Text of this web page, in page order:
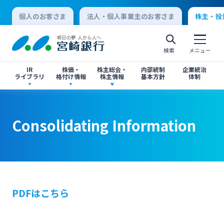
個人のお客さま 法人・個人事業主のお客さま 株主・
検索 メニュー
IR
ライブラリ
株価・
格付け情報
株主総会・
株主情報
内部統制
基本方針
企業統治
体制
個人向けインターネットバンキング
ログオン
法人向けインターネットバンキング
Consolidating Information
PDFはこちら